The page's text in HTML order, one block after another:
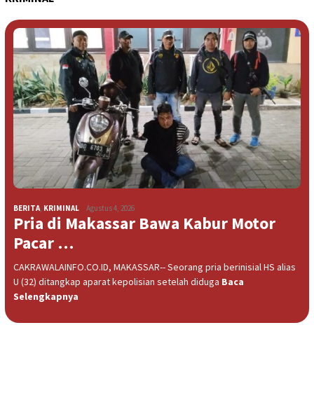
BERITA, KRIMINAL Agustus 4, 2026
Pria di Makassar Bawa Kabur Motor
Pacar …
CAKRAWALAINFO.CO.ID, MAKASSAR-- Seorang pria berinisial HS alias
U (32) ditangkap aparat kepolisian setelah diduga Baca
Selengkapnya